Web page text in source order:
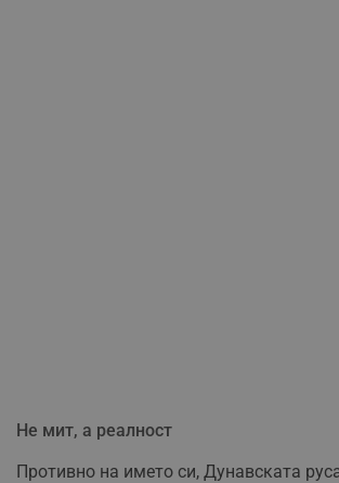
Не мит, а реалност
Противно на името си, Дунавската